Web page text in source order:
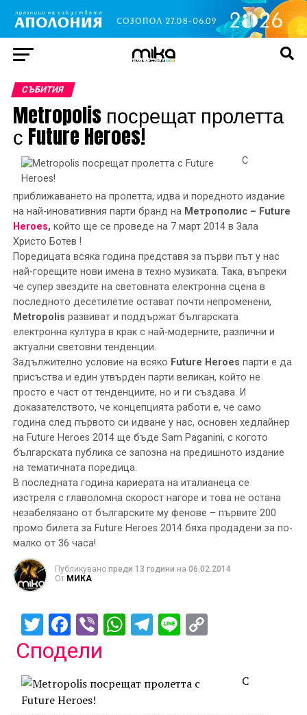
СЪБИТИЯ
Metropolis посрещат пролетта
с Future Heroes!
С
приближаването на пролетта, идва и поредното издание
на най-иновативния парти бранд на Метрополис – Future
Heroes, който ще се проведе на 7 март 2014 в Зала
Христо Ботев !
Поредицата всяка година представя за първи път у нас
най-горещите нови имена в техно музиката. Така, въпреки
че супер звездите на световната електронна сцена в
последното десетилетие остават почти непроменени,
Metropolis развиват и поддържат българската
електронна култура в крак с най-модерните, различни и
актуални световни тенденции.
Задължително условие на всяко Future Heroes парти е да
присъства и един утвърден парти великан, който не
просто е част от тенденциите, но и ги създава. И
доказателството, че концепцията работи е, че само
година след първото си идване у нас, основен хедлайнер
на Future Heroes 2014 ще бъде Sam Paganini, с когото
българската публика се запозна на предишното издание
на тематичната поредица.
В последната година кариерата на италианеца се
изстреля с главоломна скорост нагоре и това не остана
незабелязано от българските му фенове – първите 200
промо билета за Future Heroes 2014 бяха продадени за по-
малко от 36 часа!
Публикувано преди 13 години на 06.02.2014
От МИКА
TwitterFacebook
ViberWhatsApp
Telegram
Line
Сподели
С